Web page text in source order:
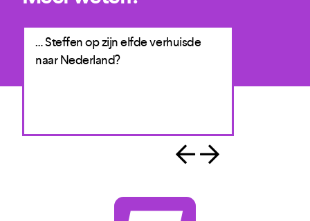
… Steffen op zijn elfde verhuisde
naar Nederland?